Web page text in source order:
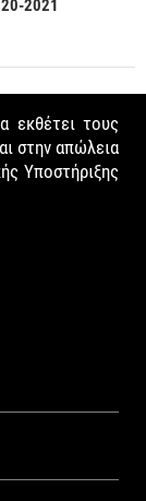
2021
εκθέτει τους
στην απώλεια
Υποστήριξης